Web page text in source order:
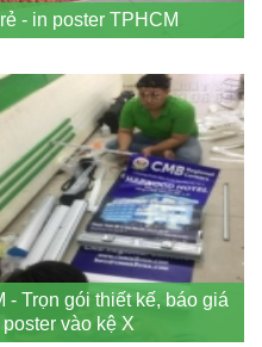
- in poster TPHCM
- Trọn gói thiết kế, báo giá
vào kệ X